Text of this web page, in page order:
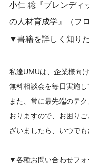
小仁 聡『ブレンディ
の人材育成学』（フ
▼書籍を詳しく知り
私達UMUは、企業様向
無料相談会を毎日実施し
また、常に最先端のテ
おりますので、お困り
ざいましたら、いつでも
▼各種お問い合わせフォ